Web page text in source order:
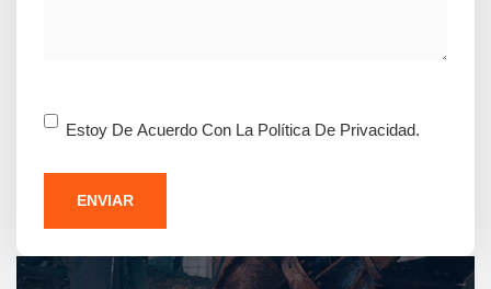
Consentimiento
Estoy De Acuerdo Con La Política De Privacidad.